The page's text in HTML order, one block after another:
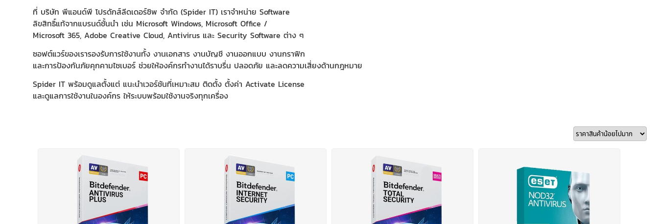
ที่ บริษัท พีแอนด์พี โปรดักส์ลีดเดอร์ชิพ จำกัด (Spider IT) เราจำหน่าย Software
ลิขสิทธิ์แท้จากแบรนด์ชั้นนำ เช่น Microsoft Windows, Microsoft Office /
Microsoft 365, Adobe Creative Cloud, Antivirus และ Security Software ต่าง ๆ
ซอฟต์แวร์ของเรารองรับการใช้งานทั้ง งานเอกสาร งานบัญชี งานออกแบบ งานกราฟิก
และการป้องกันภัยคุกคามไซเบอร์ ช่วยให้องค์กรทำงานได้ราบรื่น ปลอดภัย และลดความเสี่ยงด้านกฎหมาย
Spider IT พร้อมดูแลตั้งแต่ แนะนำเวอร์ชันที่เหมาะสม ติดตั้ง ตั้งค่า Activate License
และดูแลการใช้งานในองค์กร ให้ระบบพร้อมใช้งานจริงทุกเครื่อง